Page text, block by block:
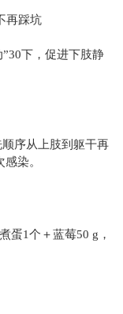
再踩坑
下，促进下肢静
序从上肢到躯干再
染。
蛋1个＋蓝莓50 g，